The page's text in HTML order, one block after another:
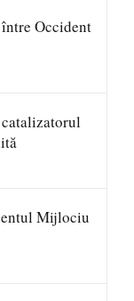
Occident
Mijlociu